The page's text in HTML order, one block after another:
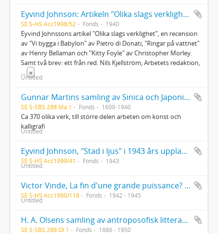
Eyvind Johnson: Artikeln "Olika slags verklighet" samt brev och boken Minnas
SE S-HS Acc1998/52 Fonds 1940
Eyvind Johnssons artikel "Olika slags verklighet", en recension
av "Vi bygga i Babylon" av Pietro di Donati, "Ringar på vattnet"
av Henry Bellaman och "Kitty Foyle" av Christopher Morley.
Samt två brev: ett från red. Nils Kjellström, Arbetets redaktion,
»
Untitled
Gunnar Martins samling av Sinica och Japonica
SE S-SBS 288 Ma 1 Fonds 1600-1940
Ca 370 olika verk, till större delen arbeten om konst och
kalligrafi
Untitled
Eyvind Johnson, "Stad i ljus" i 1943 års upplaga med författarens egenhändiga textändringar. Exemplaret skall ha fungerat som manuskript till den upplaga som trycktes 1950.
SE S-HS Acc1999/41 Fonds 1943
Untitled
Victor Vinde, La fin d'une grande puissance? Exemplar med dedikation från författaren till Lucien Maury. Ur Kjell Strömbergs bibliotek
SE S-HS Acc1980/118 Fonds 1942 - 1945
Untitled
H. A. Olsens samling av antroposofisk litteratur
SE S-SBS 288 Ol 1 Fonds 1886 - 1950